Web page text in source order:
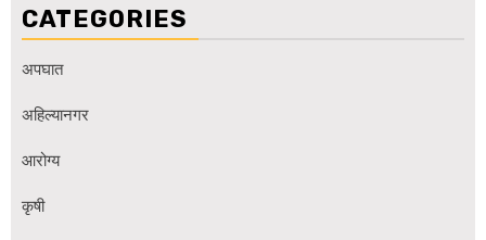
CATEGORIES
अपघात
अहिल्यानगर
आरोग्य
कृषी